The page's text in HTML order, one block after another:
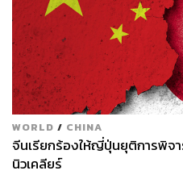
WORLD / CHINA
จีนเรียกร้องให้ญี่ปุ่นยุติการพิจ
นิวเคลียร์